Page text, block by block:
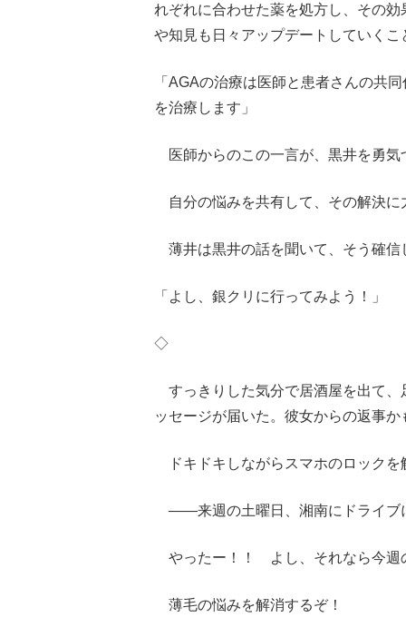
れぞれに合わせた薬を処方し、その
や知見も日々アップデートしていく
「AGAの治療は医師と患者さんの共
を治療します」
医師からのこの一言が、黒井を勇気
自分の悩みを共有して、その解決に
薄井は黒井の話を聞いて、そう確信
「よし、銀クリに行ってみよう！」
◇
すっきりした気分で居酒屋を出て、
ッセージが届いた。彼女からの返事
ドキドキしながらスマホのロックを
――来週の土曜日、湘南にドライブ
やったー！！ よし、それなら今週
薄毛の悩みを解消するぞ！